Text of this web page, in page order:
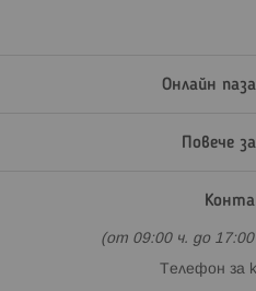
Онлайн
Повече
(от 09:00 ч. до
Телефон за